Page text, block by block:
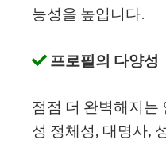
능성을 높입니다.
프로필의 다양성
점점 더 완벽해지는
성 정체성, 대명사,